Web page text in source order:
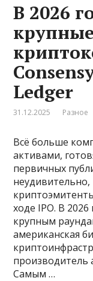
В 2026
Ledger
31.12.2025 Разное
Всё больше
активами,
первичных
неудивительно,
ходе IPO. В
крупным
американская
производитель
Самым …